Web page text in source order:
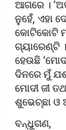
ଆଗରେ ।
ନୁହେଁ, ଏହା
କୋଟିକୋଟି
ଗ୍ୟାରେଣ୍ଟି
ହେଉଛି
ଦିନରେ ମୁଁ
ମୋଦୀ ଜୀ
ଶୁଭେଚ୍ଛା ଓ
ବନ୍ଧୁଗଣ,